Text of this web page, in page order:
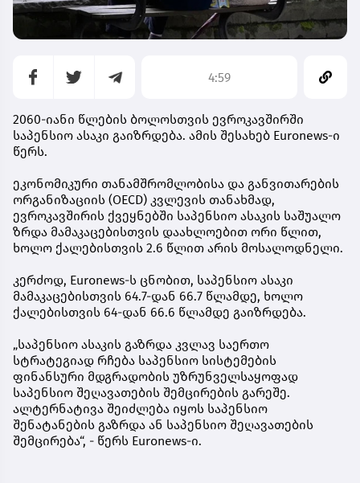
4:59
2060-იანი წლების ბოლოსთვის ევროკავშირში
საპენსიო ასაკი გაიზრდება. ამის შესახებ Euronews-ი
წერს.
ეკონომიკური თანამშრომლობისა და განვითარების
ორგანიზაციის (OECD) კვლევის თანახმად,
ევროკავშირის ქვეყნებში საპენსიო ასაკის საშუალო
ზრდა მამაკაცებისთვის დაახლოებით ორი წლით,
ხოლო ქალებისთვის 2.6 წლით არის მოსალოდნელი.
კერძოდ, Euronews-ს ცნობით, საპენსიო ასაკი
მამაკაცებისთვის 64.7-დან 66.7 წლამდე, ხოლო
ქალებისთვის 64-დან 66.6 წლამდე გაიზრდება.
„საპენსიო ასაკის გაზრდა კვლავ საერთო
სტრატეგიად რჩება საპენსიო სისტემების
ფინანსური მდგრადობის უზრუნველსაყოფად
საპენსიო შეღავათების შემცირების გარეშე.
ალტერნატივა შეიძლება იყოს საპენსიო
შენატანების გაზრდა ან საპენსიო შეღავათების
შემცირება“, - წერს Euronews-ი.